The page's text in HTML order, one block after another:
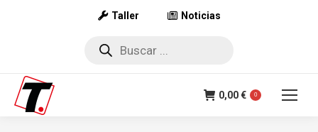
Taller Noticias
Búsqueda
0,00€ 0